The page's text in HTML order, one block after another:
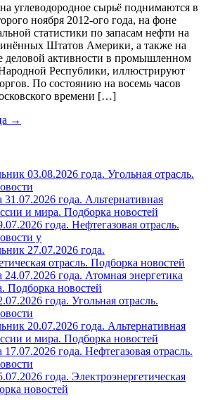
углеводородное сырьё поднимаются в
ноября 2012-ого года, на фоне
статистики по запасам нефти на
Штатов Америки, а также на
деловой активности в промышленном
Республики, иллюстрируют
По состоянию на восемь часов
времени […]
→
03.08.2026 года. Угольная отрасль.
года. Альтернативная
и мира. Подборка новостей
года. Нефтегазовая отрасль.
у
27.07.2026 года.
отрасль. Подборка новостей
года. Атомная энергетика
Подборка новостей
года. Угольная отрасль.
20.07.2026 года. Альтернативная
и мира. Подборка новостей
года. Нефтегазовая отрасль.
года. Электроэнергетическая
новостей